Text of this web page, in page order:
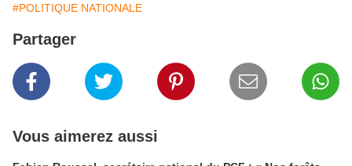
#POLITIQUE NATIONALE
Partager
Vous aimerez aussi